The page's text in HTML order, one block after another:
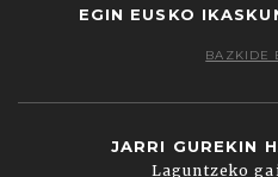
EGIN EUSKO
BAZKIDE
JARRI GUREKIN
Laguntzeko